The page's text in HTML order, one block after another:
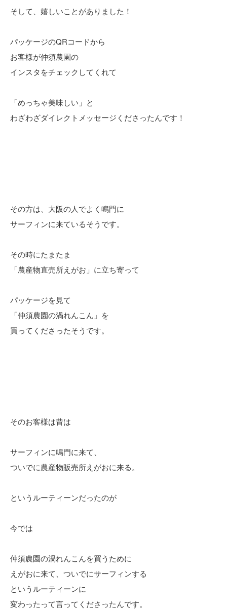
そして、嬉しいことがありました！
パッケージのQRコードから
お客様が仲須農園の
インスタをチェックしてくれて
「めっちゃ美味しい」と
わざわざダイレクトメッセージくださったんです！
その方は、大阪の人でよく鳴門に
サーフィンに来ているそうです。
その時にたまたま
「農産物直売所えがお」に立ち寄って
パッケージを見て
「仲須農園の渦れんこん」を
買ってくださったそうです。
そのお客様は昔は
サーフィンに鳴門に来て、
ついでに農産物販売所えがおに来る。
というルーティーンだったのが
今では
仲須農園の渦れんこんを買うために
えがおに来て、ついでにサーフィンする
というルーティーンに
変わったって言ってくださったんです。